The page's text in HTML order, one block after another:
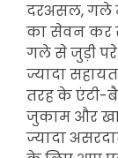
दरअसल, गले
का सेवन कर
गले से जुड़ी
ज्यादा
तरह के एंटी-
जुकाम और
ज्यादा